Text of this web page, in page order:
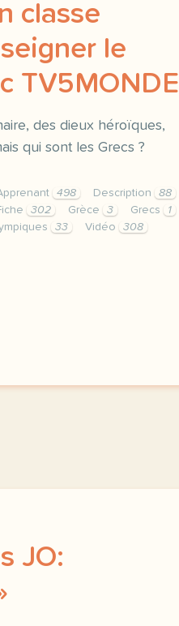
classe
le
TV5MONDE
des dieux héroïques,
qui sont les Grecs ?
498 Description
88
302 Grèce 3 Grecs
1
33 Vidéo 308
JO: